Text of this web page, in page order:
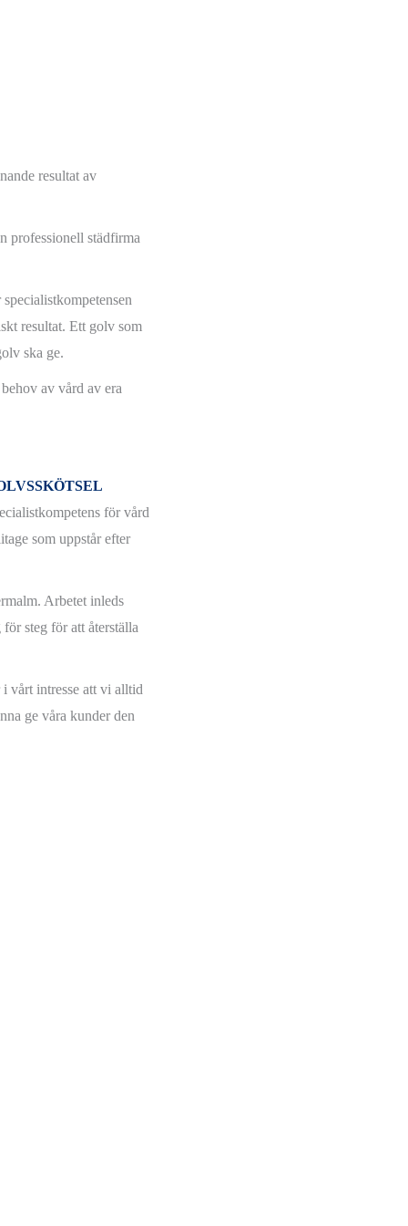
resultat av
professionell städfirma
resultat. Ett golv som
ska ge.
av vård av era
för vård
som uppstår efter
Arbetet inleds
steg för att återställa
vårt intresse att vi alltid
ge våra kunder den